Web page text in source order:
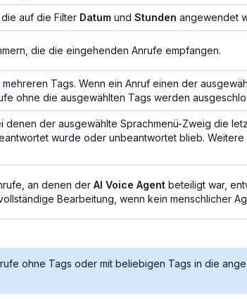
auf die Filter Datum und Stunden angewendet
die die eingehenden Anrufe empfangen.
Tags. Wenn ein Anruf einen der
ohne die ausgewählten Tags werden
denen der ausgewählte Sprachmenü-Zweig die
wurde oder unbeantwortet blieb. Weitere
an denen der AI Voice Agent beteiligt war,
Bearbeitung, wenn kein menschlicher
ohne Tags oder mit beliebigen Tags in die